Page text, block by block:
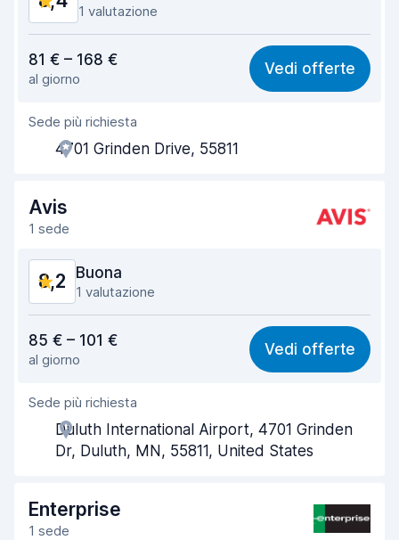
1 valutazione
8,5
Facile da trovare 8,2
Gentilezza degli agenti
Rapidità del ritiro
Rapidità della riconsegna
Condizioni dell'auto
81 € – 168 €
al giorno
Vedi offerte
Sede più richiesta
4701 Grinden Drive, 55811
Avis
1 sede
8,2 Buona
1 valutazione
8,2
Facile da trovare 8,2
Gentilezza degli agenti
Rapidità del ritiro
Pulizia del veicolo 8,1
85 € – 101 €
al giorno
Vedi offerte
Sede più richiesta
Duluth International Airport, 4701 Grinden
Dr, Duluth, MN, 55811, United States
Enterprise
1 sede